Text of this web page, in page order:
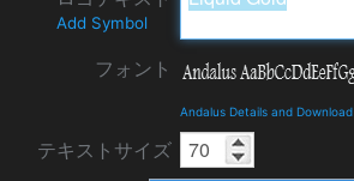
Add Symbol
フォント
Andalus Details and Download
テキストサイズ